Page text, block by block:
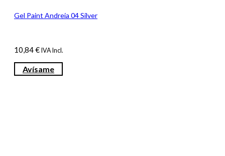
Gel Paint Andreia 04 Silver
10,84€ IVA Incl.
Avísame